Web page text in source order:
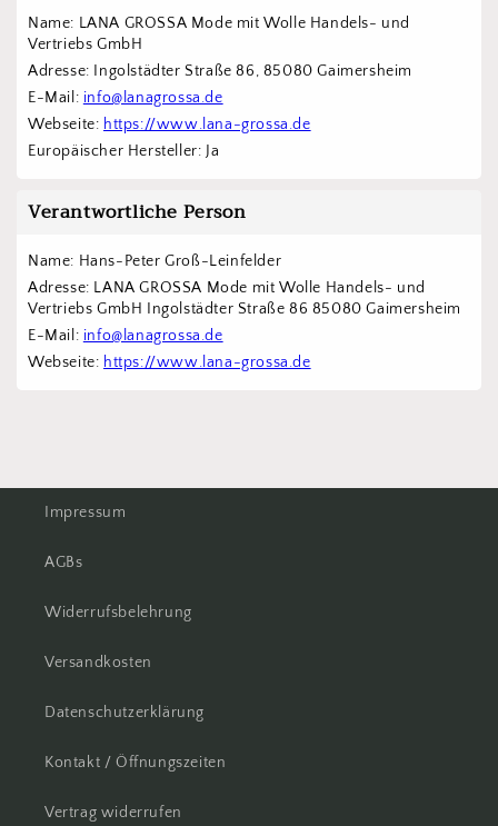
Name: LANA GROSSA Mode mit Wolle Handels- und
Vertriebs GmbH
Adresse: Ingolstädter Straße 86, 85080 Gaimersheim
E-Mail: info@lanagrossa.de
Webseite: https://www.lana-grossa.de
Europäischer Hersteller: Ja
Verantwortliche Person
Name: Hans-Peter Groß-Leinfelder
Adresse: LANA GROSSA Mode mit Wolle Handels- und
Vertriebs GmbH Ingolstädter Straße 86 85080 Gaimersheim
E-Mail: info@lanagrossa.de
Webseite: https://www.lana-grossa.de
Impressum
AGBs
Widerrufsbelehrung
Versandkosten
Datenschutzerklärung
Kontakt / Öffnungszeiten
Vertrag widerrufen